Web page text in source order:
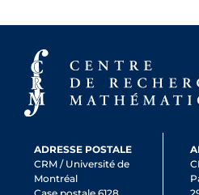
ADRESSE POSTALE
CRM / Université de
Montréal